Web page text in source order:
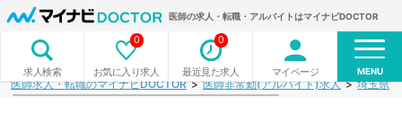
医師の求人・転職・アルバイトはマイナビDOCTOR
求人検索 お気に入り求人
0
最近見た求人
0
マイページ MENU
医師求人・転職のマイナビDOCTOR 医師非常勤(アルバイト)求人 埼玉県